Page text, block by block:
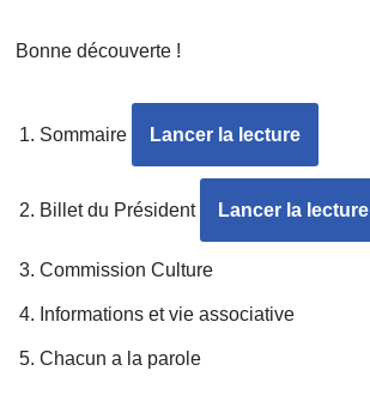
Bonne découverte !
Sommaire Lancer la lecture
Billet du Président Lancer la lecture
Commission Culture
Informations et vie associative
Chacun a la parole